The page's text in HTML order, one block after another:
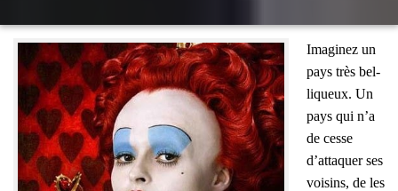
Ima­gi­nez un
pays très bel­
li­queux. Un
pays qui n’a
de cesse
d’attaquer ses
voi­sins, de les